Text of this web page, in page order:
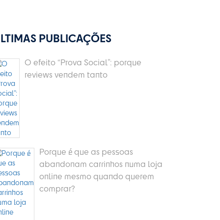
PUBLICAÇÕES
O efeito “Prova Social”: porque
reviews vendem tanto
Porque é que as pessoas
abandonam carrinhos numa loja
online mesmo quando querem
comprar?